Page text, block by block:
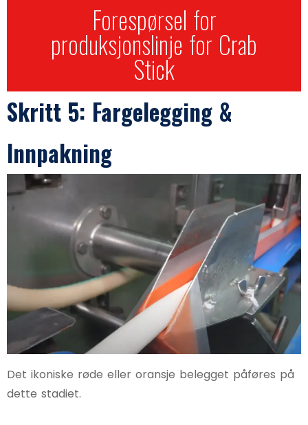
Forespørsel for
produksjonslinje for Crab
Stick
Skritt 5: Fargelegging &
Innpakning
Det ikoniske røde eller oransje belegget påføres på
dette stadiet.